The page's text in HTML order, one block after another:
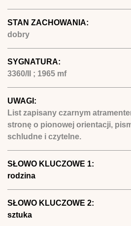
STAN ZACHOWANIA:
dobry
SYGNATURA:
3360/II ; 1965 mf
UWAGI:
List zapisany czarnym
stronę o pionowej orientacji,
schludne i czytelne.
SŁOWO KLUCZOWE 1:
rodzina
SŁOWO KLUCZOWE 2:
sztuka